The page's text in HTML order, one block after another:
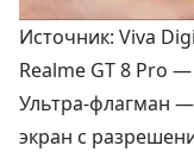
Источник: Viva
Realme GT 8 Pro —
Ультра-флагман
экран с